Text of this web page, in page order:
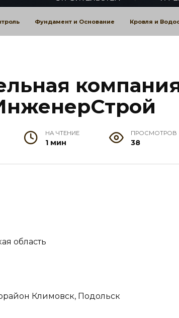
Фундамент и Основание Кровля и
НА ЧТЕНИЕ
1 мин
ПРОСМОТРОВ
38
область
Климовск, Подольск